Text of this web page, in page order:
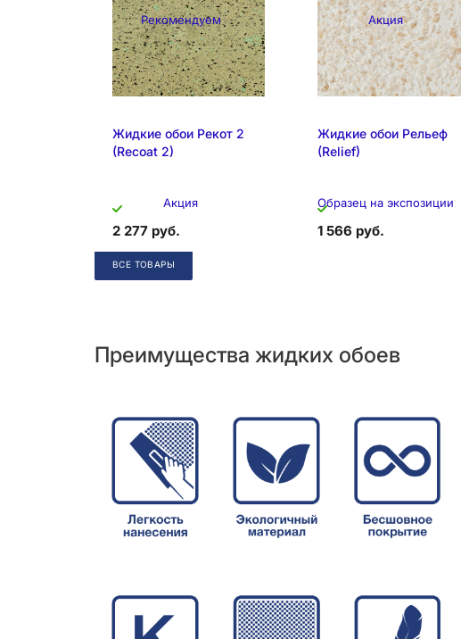
Складская позиция Складская позиция
Рекомендуем
Акция
Жидкие обои Рекот 2
(Recoat 2)
2 277 руб.
Акция
Образец на экспозиции
Жидкие обои Рельеф
(Relief)
1 566 руб.
ВСЕ ТОВАРЫ
Преимущества жидких обоев